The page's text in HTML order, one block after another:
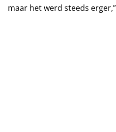
maar het werd steeds